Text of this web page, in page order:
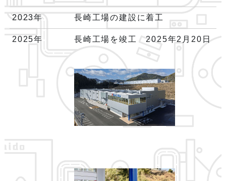
2023年 長崎工場の建設に着工
2025年 長崎工場を竣工 2025年2月20日